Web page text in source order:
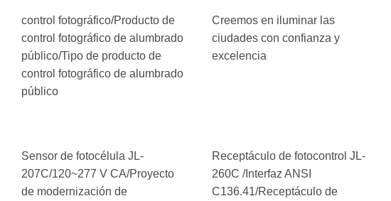
control fotográfico/Producto de
control fotográfico de alumbrado
público/Tipo de producto de
control fotográfico de alumbrado
público
Creemos en iluminar las
ciudades con confianza y
excelencia
Sensor de fotocélula JL-
207C/120~277 V CA/Proyecto
de modernización de
Receptáculo de fotocontrol JL-
260C /Interfaz ANSI
C136.41/Receptáculo de